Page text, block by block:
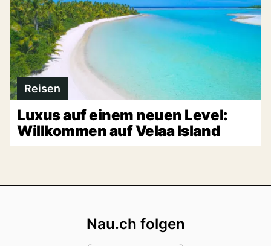
Reisen
Luxus auf einem neuen Level:
Willkommen auf Velaa Island
Nau.ch folgen